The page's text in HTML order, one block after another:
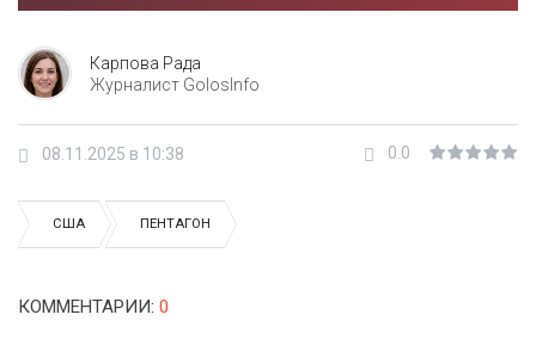
Карпова Рада
Журналист GolosInfo
08.11.2025 в 10:38 0.0
США ПЕНТАГОН
КОММЕНТАРИИ: 0